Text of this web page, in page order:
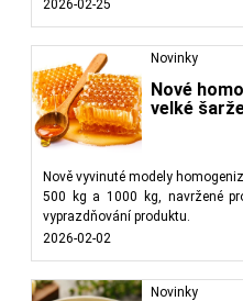
2026-02-25
Novinky
Nové
velké
Nově vyvinuté modely
500 kg a 1000 kg, navržené
vyprazdňování produktu.
2026-02-02
Novinky